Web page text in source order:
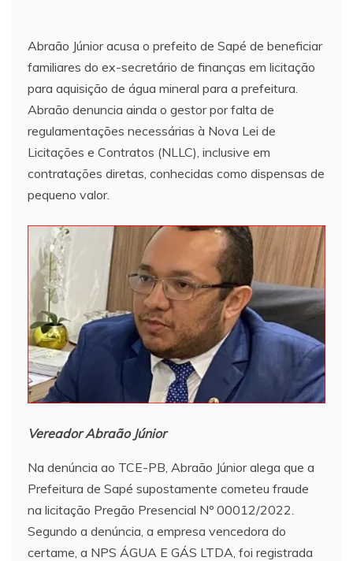
Abraão Júnior acusa o prefeito de Sapé de beneficiar
familiares do ex-secretário de finanças em licitação
para aquisição de água mineral para a prefeitura.
Abraão denuncia ainda o gestor por falta de
regulamentações necessárias à Nova Lei de
Licitações e Contratos (NLLC), inclusive em
contratações diretas, conhecidas como dispensas de
pequeno valor.
Vereador Abraão Júnior
Na denúncia ao TCE-PB, Abraão Júnior alega que a
Prefeitura de Sapé supostamente cometeu fraude
na licitação Pregão Presencial Nº 00012/2022.
Segundo a denúncia, a empresa vencedora do
certame, a NPS ÁGUA E GÁS LTDA, foi registrada